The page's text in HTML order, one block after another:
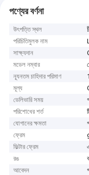
পণ্যের বর্ণনা
উৎপত্তি স্থল
পরিচিতিমুলক নাম
সাক্ষ্যদান
মডেল নম্বার
ন্যূনতম চাহিদার পরিমাণ
মূল্য
ডেলিভারি সময়
পরিশোধের শর্ত
যোগানের ক্ষমতা
ফ্রেম
ফিল্টার ফ্রেম
রঙ
আবেদন